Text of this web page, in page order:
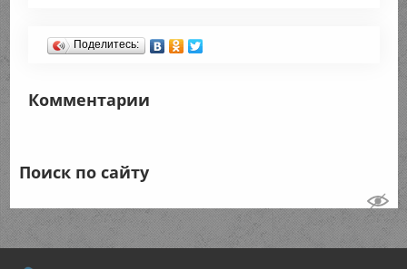
Поделитесь:
Комментарии
Поиск по сайту